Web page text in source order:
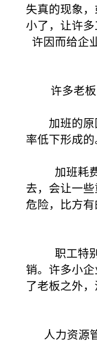
失真的现象
小了，让许
许因而给企
许多老板总
加班的原因
率低下形成
加班耗费
去，会让一
危险，比方
职工特别
销。许多小
了老板之外
人力资源管